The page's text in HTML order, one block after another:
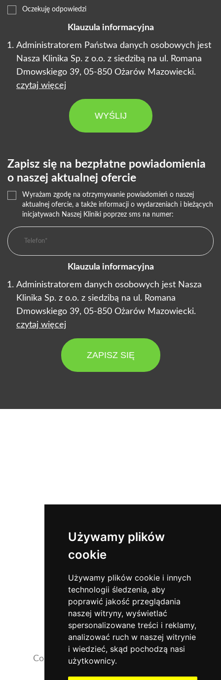
Używamy plików
cookie
Używamy plików cookie i innych
technologii śledzenia, aby
poprawić jakość przeglądania
naszej witryny, wyświetlać
spersonalizowane treści i reklamy,
analizować ruch w naszej witrynie
i wiedzieć, skąd pochodzą nasi
użytkownicy.
Oczekuję odpowiedzi
Klauzula informacyjna
Administratorem Państwa danych osobowych jest
Nasza Klinika Sp. z o.o. z siedzibą na ul. Romana
Dmowskiego 39, 05-850 Ożarów Mazowiecki.
czytaj więcej
WYŚLIJ
Zapisz się na bezpłatne powiadomienia
o naszej aktualnej ofercie
Wyrażam zgodę na otrzymywanie powiadomień o naszej
aktualnej ofercie, a także informacji o wydarzeniach i bieżących
inicjatywach Naszej Kliniki poprzez sms na numer:
Klauzula informacyjna
Administratorem danych osobowych jest Nasza
Klinika Sp. z o.o. z siedzibą na ul. Romana
Dmowskiego 39, 05-850 Ożarów Mazowiecki.
czytaj więcej
ZAPISZ SIĘ
Copyrights 2026 ©NaszaKlinika.com.pl